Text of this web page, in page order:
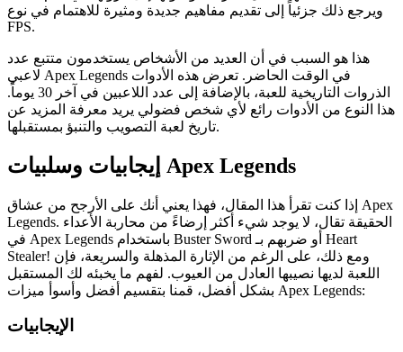
ويرجع ذلك جزئياً إلى تقديم مفاهيم جديدة ومثيرة للاهتمام في نوع
FPS.
هذا هو السبب في أن العديد من الأشخاص يستخدمون متتبع عدد
لاعبي Apex Legends في الوقت الحاضر. تعرض هذه الأدوات
الذروات التاريخية للعبة، بالإضافة إلى عدد اللاعبين في آخر 30 يوماً.
هذا النوع من الأدوات رائع لأي شخص فضولي يريد معرفة المزيد عن
تاريخ لعبة التصويب والتنبؤ بمستقبلها.
إيجابيات وسلبيات Apex Legends
إذا كنت تقرأ هذا المقال، فهذا يعني أنك على الأرجح من عشاق Apex
Legends. الحقيقة تقال، لا يوجد شيء أكثر إرضاءً من محاربة الأعداء
في Apex Legends باستخدام Buster Sword أو ضربهم بـ Heart
Stealer! ومع ذلك، على الرغم من الإثارة المذهلة والسريعة، فإن
اللعبة لديها نصيبها العادل من العيوب. لفهم ما يخبئه لك المستقبل
بشكل أفضل، قمنا بتقسيم أفضل وأسوأ ميزات Apex Legends:
الإيجابيات